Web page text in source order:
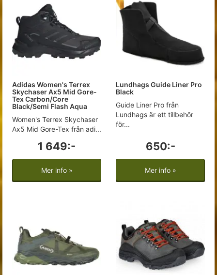
Adidas Women's Terrex
Skychaser Ax5 Mid Gore-
Tex Carbon/Core
Black/Semi Flash Aqua
Women's Terrex Skychaser
Ax5 Mid Gore-Tex från adi...
1 649:-
Mer info »
Lundhags Guide Liner Pro
Black
Guide Liner Pro från
Lundhags är ett tillbehör
för...
650:-
Mer info »